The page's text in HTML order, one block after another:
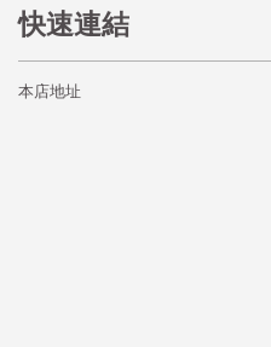
快速連結
本店地址